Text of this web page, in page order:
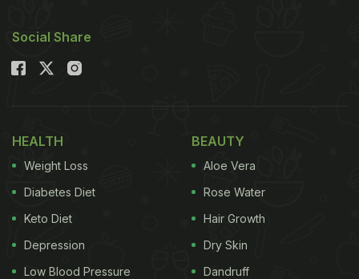
Social Share
HEALTH
Weight Loss
Diabetes Diet
Keto Diet
Depression
Low Blood Pressure
BEAUTY
Aloe Vera
Rose Water
Hair Growth
Dry Skin
Dandruff